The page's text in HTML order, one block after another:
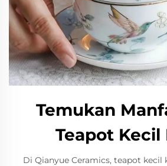
Temukan
Teapot Kecil
Di Qianyue Ceramics, teapot